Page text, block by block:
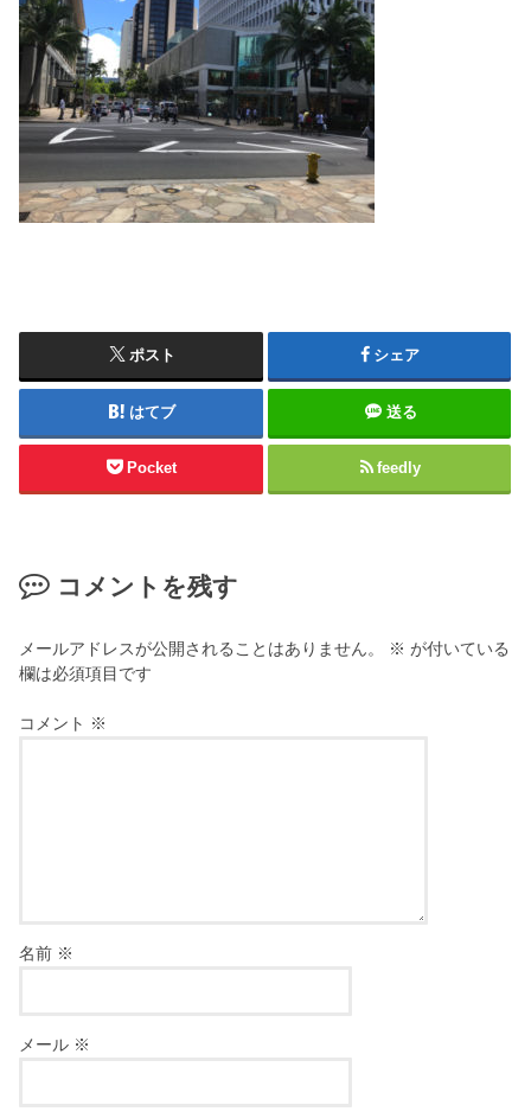
ポスト シェア
はてブ 送る
Pocket feedly
コメントを残す
メールアドレスが公開されることはありません。 ※ が付いている
欄は必須項目です
コメント ※
名前 ※
メール ※